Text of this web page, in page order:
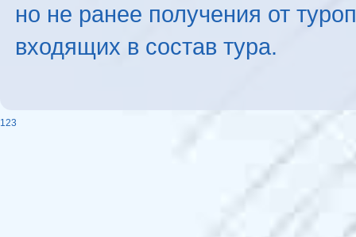
но не ранее получения от
входящих в состав тура.
123